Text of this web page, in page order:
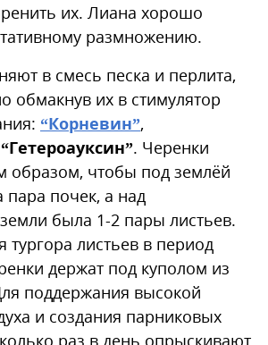
их. Лиана хорошо
размножению.
в смесь песка и перлита,
обмакнув их в стимулятор
“Корневин”,
“Гетероауксин”. Черенки
образом, чтобы под землёй
пара почек, а над
была 1-2 пары листьев.
тургора листьев в период
держат под куполом из
поддержания высокой
и создания парниковых
раз в день опрыскивают